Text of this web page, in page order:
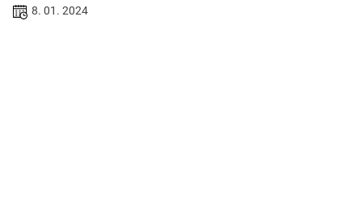
8. 01. 2024